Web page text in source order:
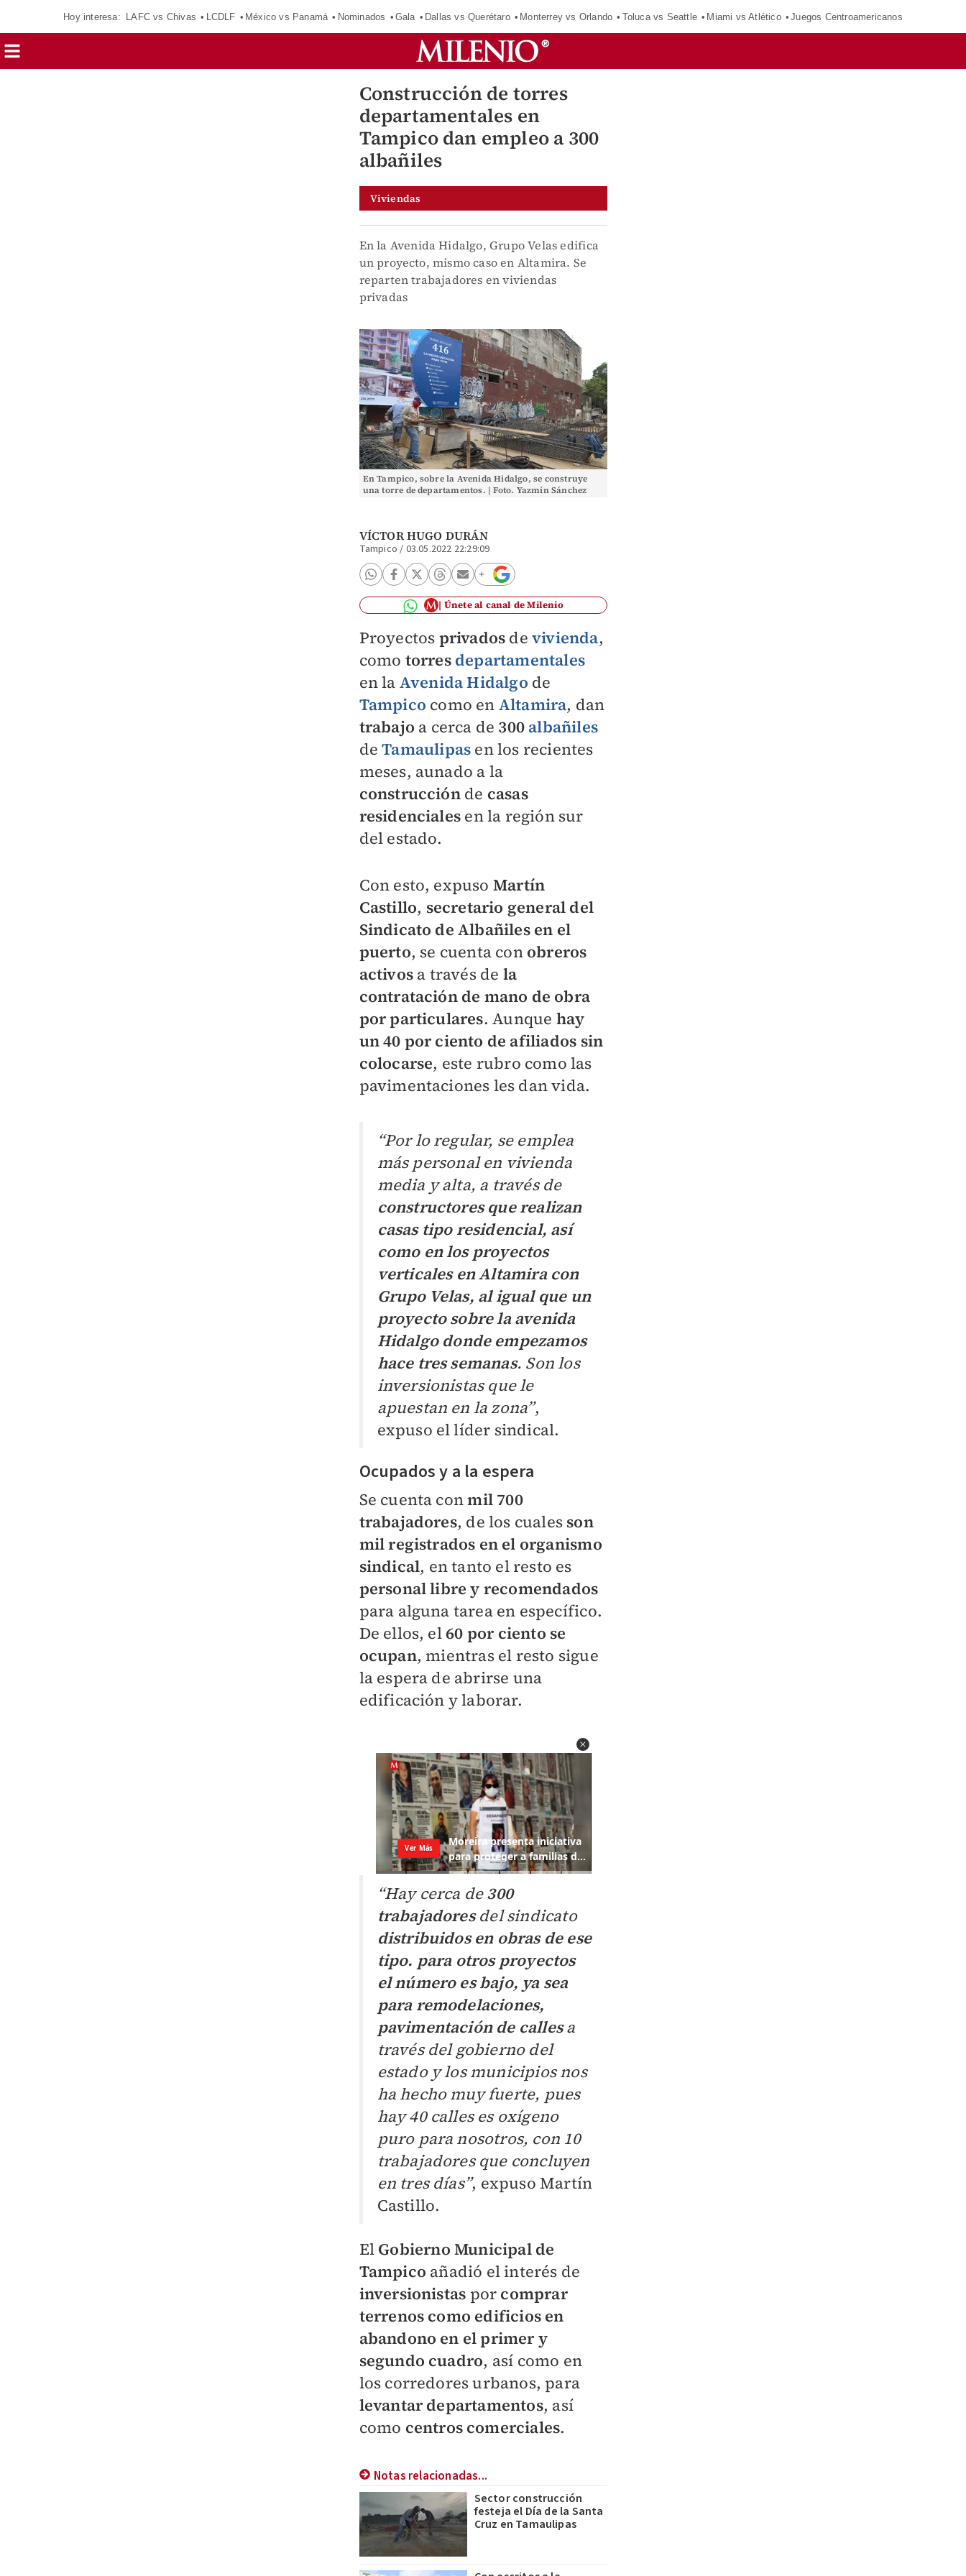
Hoy interesa: LAFC vs Chivas LCDLF México vs Panamá Nominados Gala Dallas vs Querétaro Monterrey vs Orlando Toluca vs Seattle Miami vs Atlético Juegos Centroamericanos
Construcción de torres
departamentales en
Tampico dan empleo a 300
albañiles
Viviendas
En la Avenida Hidalgo, Grupo Velas edifica
un proyecto, mismo caso en Altamira. Se
reparten trabajadores en viviendas
privadas
En Tampico, sobre la Avenida Hidalgo, se construye
una torre de departamentos. | Foto. Yazmín Sánchez
VÍCTOR HUGO DURÁN
Tampico / 03.05.2022 22:29:09
Únete al canal de Milenio
Proyectos privados de vivienda,
como torres departamentales
en la Avenida Hidalgo de
Tampico como en Altamira, dan
trabajo a cerca de 300 albañiles
deTamaulipas en los recientes
meses, aunado a la
construcciónde casas
residenciales en la región sur
del estado.
Con esto, expuso Martín
Castillo, secretario general del
Sindicato de Albañiles en el
puerto, se cuenta con obreros
activosa través de la
contratación de mano de obra
por particulares. Aunque hay
un 40 por ciento de afiliados sin
colocarse, este rubro como las
pavimentaciones les dan vida.
“Por lo regular, se emplea
más personal en vivienda
media y alta, a través de
constructores que realizan
casas tipo residencial, así
como en los proyectos
verticales en Altamira con
Grupo Velas, al igual que un
proyecto sobre la avenida
Hidalgo donde empezamos
hace tres semanas. Son los
inversionistas que le
apuestan en la zona”,
expuso el líder sindical.
Ocupados y a la espera
Se cuenta conmil 700
trabajadores, de los cuales son
mil registrados en el organismo
sindical, en tanto el resto es
personal libre y recomendados
para alguna tarea en específico.
De ellos, el60 por ciento se
ocupan, mientras el resto sigue
la espera de abrirse una
edificación y laborar.
“Hay cerca de300
trabajadoresdel sindicato
distribuidos en obras de ese
tipo. para otros proyectos
el número es bajo, ya sea
para remodelaciones,
pavimentación de callesa
través del gobierno del
estado y los municipios nos
ha hecho muy fuerte, pues
hay 40 calles es oxígeno
puro para nosotros, con 10
trabajadores que concluyen
en tres días”, expuso Martín
Castillo.
El Gobierno Municipal de
Tampico añadió el interés de
inversionistas por comprar
terrenos como edificios en
abandono en el primer y
segundo cuadro, así como en
los corredores urbanos, para
levantar departamentos, así
como centros comerciales.
Notas relacionadas...
Sector construcción
festeja el Día de la Santa
Cruz en Tamaulipas